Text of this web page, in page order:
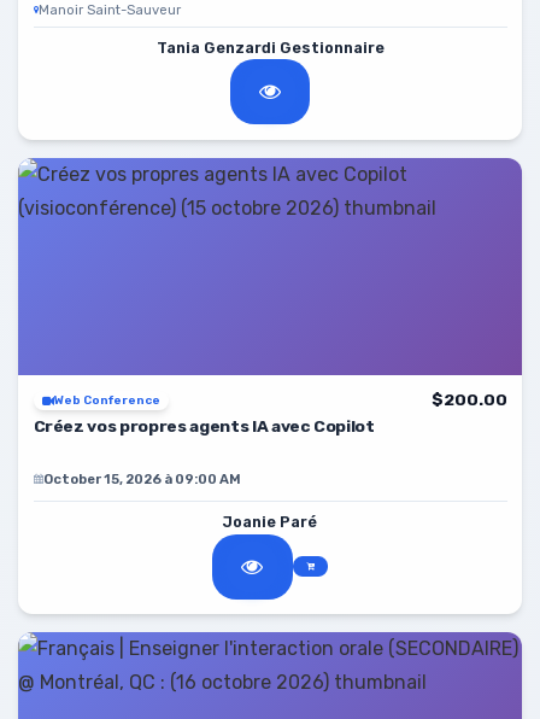
Manoir Saint-Sauveur
Tania Genzardi Gestionnaire
Web Conference
$200.00
Créez vos propres agents IA avec Copilot
October 15, 2026 à 09:00 AM
Joanie Paré